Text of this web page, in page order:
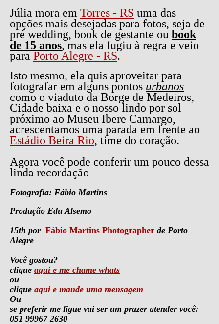
Júlia mora em Torres - RS uma das
opções mais desejadas para fotos, seja de
pré wedding, book de gestante ou book
de 15 anos, mas ela fugiu à regra e veio
para Porto Alegre - RS.
Isto mesmo, ela quis aproveitar para
fotografar em alguns pontos urbanos
como o viaduto da Borge de Medeiros,
Cidade baixa e o nosso lindo por sol
próximo ao Museu Ibere Camargo,
acrescentamos uma parada em frente ao
Estádio Beira Rio, time do coração.
Agora você pode conferir um pouco dessa
linda recordação
Fotografia: Fábio Martins
Produção Edu Alsemo
15th por Fábio Martins Photographer de Porto
Alegre
Você gostou?
clique aqui e me chame whats
ou
clique aqui e mande uma mensagem
Ou
se preferir me ligue vai ser um prazer atender você:
051 99967 2630